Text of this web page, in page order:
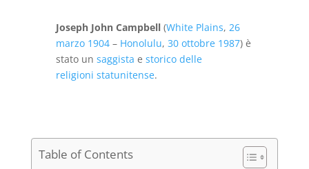
Joseph John Campbell(White Plains, 26
marzo 1904– Honolulu, 30 ottobre 1987) è
stato un saggista e storico delle
religioni statunitense.
Table of Contents